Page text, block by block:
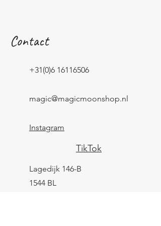
Contact
+31(0)6 16116506
magic@magicmoonshop.nl
Instagram
TikTok
Lagedijk 146-B
1544 BL